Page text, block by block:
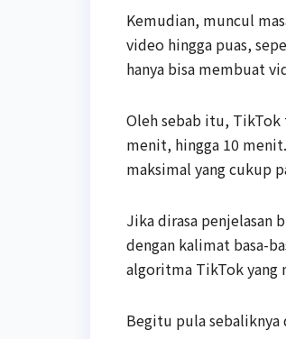
Kemudian, muncul
video hingga puas,
hanya bisa membuat
Oleh sebab itu, TikTok
menit, hingga 10
maksimal yang cukup
Jika dirasa penjelasan
dengan kalimat basa-
algoritma TikTok yang
Begitu pula sebaliknya